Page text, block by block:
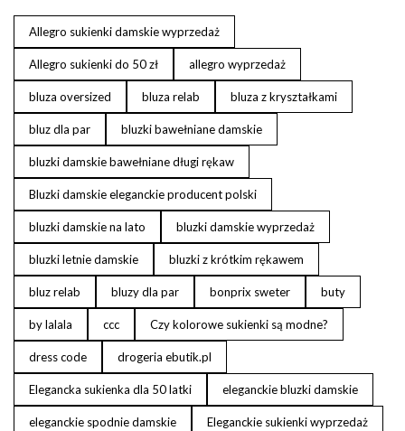
Allegro sukienki damskie wyprzedaż
Allegro sukienki do 50 zł allegro wyprzedaż
bluza oversized bluza relab bluza z kryształkami
bluz dla par bluzki bawełniane damskie
bluzki damskie bawełniane długi rękaw
Bluzki damskie eleganckie producent polski
bluzki damskie na lato bluzki damskie wyprzedaż
bluzki letnie damskie bluzki z krótkim rękawem
bluz relab bluzy dla par bonprix sweter buty
by lalala ccc Czy kolorowe sukienki są modne?
dress code drogeria ebutik.pl
Elegancka sukienka dla 50 latki eleganckie bluzki damskie
eleganckie spodnie damskie Eleganckie sukienki wyprzedaż